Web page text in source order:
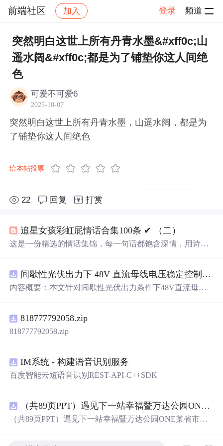
前端社区 加入 登录 频道
社区 前端社区 感慨 帖子详情
突然明白这世上所有丹青水墨&#xff0c;山
遥水阔&#xff0c;都是为了铺垫你这人间绝
色
可爱不可爱6
2025-10-07
突然明白这世上所有丹青水墨，山遥水阔，都是为
了铺垫你这人间绝色
给本帖投票
22 回复 打赏
追星女孩彩虹屁情话合集100条 ✔︎ （二）
这是一份精选的情话集锦，每一句话都饱含深情，用诗意
的思念与热爱。
间歇性光伏出力下 48V 直流母线电压稳定控制及储能双向充放电闭环调控体系研究（Simulink仿真实现）
内容概要：本文针对间歇性光伏出力条件下48V直流母线
含光伏阵列、Boost型DC-DC变换器、双向DC-DC变换器
与锂离子电池储能系统的完整拓扑结构，结合光伏最大功
架构，集成电压外环与电流内环双闭环控制策略，确保在
光照强度波动、负载突变等动态工况下维持母线电压稳
定。在Simulink环境中搭建全系统仿真模型，验证了控制策
在无外部电网支撑下的自主运行能力和电能质量水平。; 适
合人群：具备电力电子、自动控制与新能源系统基础知识
的电气工程及相关专业研究生、科研人员，以及从事光伏
景及目标：①用于教学与科研中离网型光伏直流微网系统
818777792058.zip
818777792058.zip
IM系统 - 构建语音识别服务
百度智能云短语音识别REST-API-C++SDK
（共89页PPT）遇见下一站幸福暨万达公园ONE某省市热气球生活艺术节活动策划方案.pptx
（共89页PPT）遇见下一站幸福暨万达公园ONE某省市热